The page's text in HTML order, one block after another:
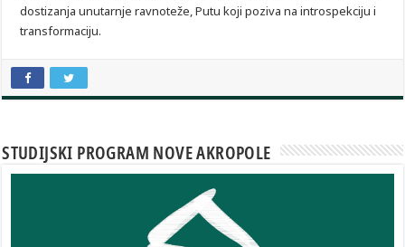
dostizanja unutarnje ravnoteže, Putu koji poziva na introspekciju i
transformaciju.
STUDIJSKI PROGRAM NOVE AKROPOLE